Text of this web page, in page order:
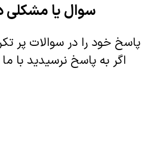
سوال یا مشکلی
پاسخ خود را در سوالات پر
اگر به پاسخ نرسیدید با